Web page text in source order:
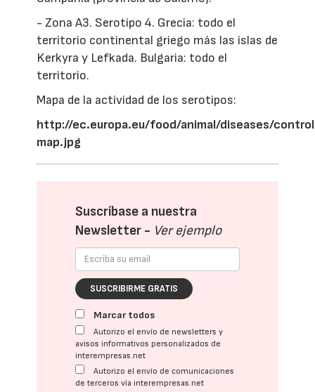
- Zona A3. Serotipo 4. Grecia: todo el
territorio continental griego más las islas de
Kerkyra y Lefkada. Bulgaria: todo el
territorio.
Mapa de la actividad de los serotipos:
http://ec.europa.eu/food/animal/diseases/
map.jpg
Suscríbase a nuestra
Newsletter - Ver ejemplo
SUSCRIBIRME GRATIS
Marcar todos
Autorizo el envío de newsletters y
avisos informativos personalizados de
interempresas.net
Autorizo el envío de comunicaciones
de terceros vía interempresas.net